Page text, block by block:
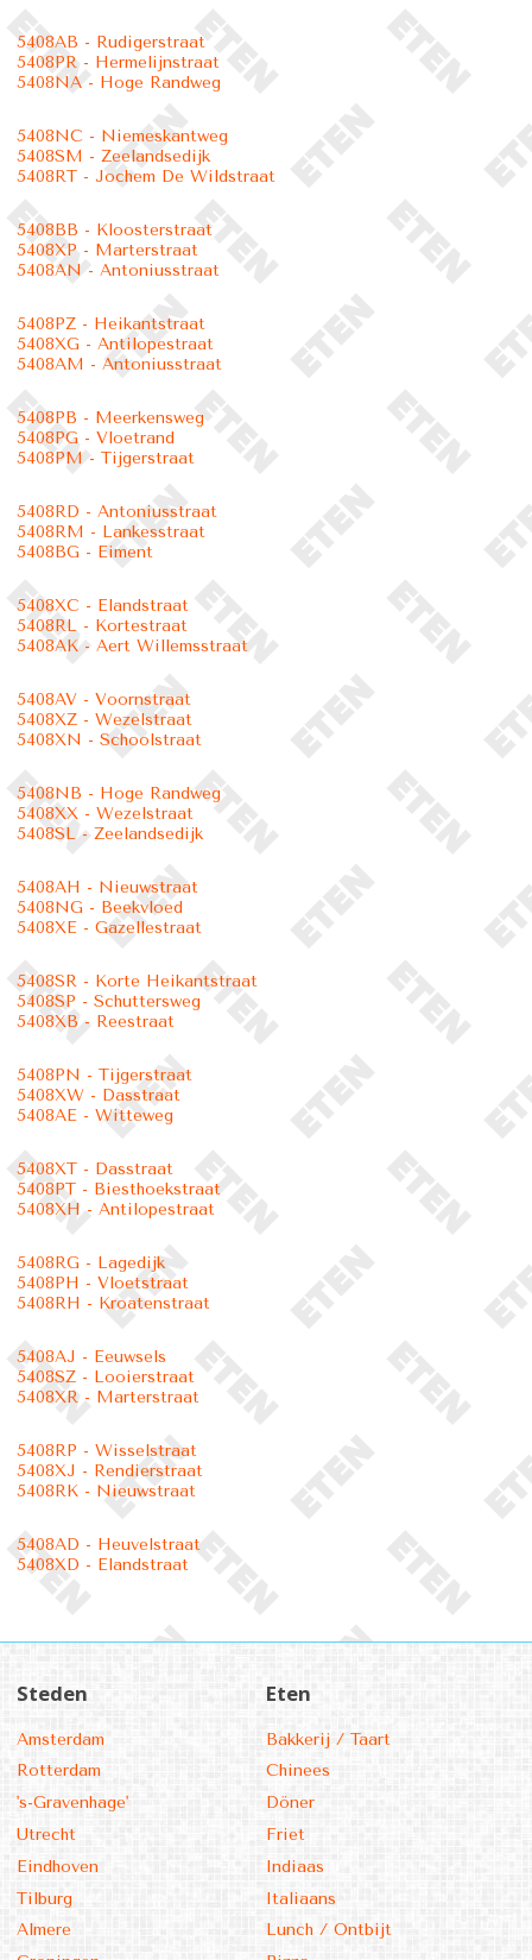
5408AB - Rudigerstraat
5408PR - Hermelijnstraat
5408NA - Hoge Randweg
5408NC - Niemeskantweg
5408SM - Zeelandsedijk
5408RT - Jochem De Wildstraat
5408BB - Kloosterstraat
5408XP - Marterstraat
5408AN - Antoniusstraat
5408PZ - Heikantstraat
5408XG - Antilopestraat
5408AM - Antoniusstraat
5408PB - Meerkensweg
5408PG - Vloetrand
5408PM - Tijgerstraat
5408RD - Antoniusstraat
5408RM - Lankesstraat
5408BG - Eiment
5408XC - Elandstraat
5408RL - Kortestraat
5408AK - Aert Willemsstraat
5408AV - Voornstraat
5408XZ - Wezelstraat
5408XN - Schoolstraat
5408NB - Hoge Randweg
5408XX - Wezelstraat
5408SL - Zeelandsedijk
5408AH - Nieuwstraat
5408NG - Beekvloed
5408XE - Gazellestraat
5408SR - Korte Heikantstraat
5408SP - Schuttersweg
5408XB - Reestraat
5408PN - Tijgerstraat
5408XW - Dasstraat
5408AE - Witteweg
5408XT - Dasstraat
5408PT - Biesthoekstraat
5408XH - Antilopestraat
5408RG - Lagedijk
5408PH - Vloetstraat
5408RH - Kroatenstraat
5408AJ - Eeuwsels
5408SZ - Looierstraat
5408XR - Marterstraat
5408RP - Wisselstraat
5408XJ - Rendierstraat
5408RK - Nieuwstraat
5408AD - Heuvelstraat
5408XD - Elandstraat
Steden
Amsterdam
Rotterdam
's-Gravenhage'
Utrecht
Eindhoven
Tilburg
Almere
Eten
Bakkerij / Taart
Chinees
Döner
Friet
Indiaas
Italiaans
Lunch / Ontbijt